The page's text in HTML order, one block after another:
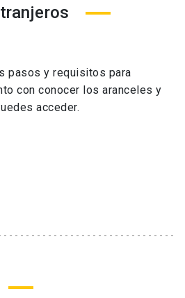
pasos y requisitos para
con conocer los aranceles y
acceder.